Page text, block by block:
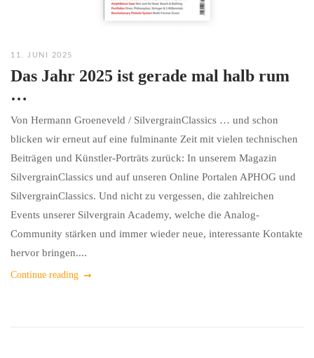
11. JUNI 2025
Das Jahr 2025 ist gerade mal halb rum
…
Von Hermann Groeneveld / SilvergrainClassics … und schon
blicken wir erneut auf eine fulminante Zeit mit vielen technischen
Beiträgen und Künstler-Porträts zurück: In unserem Magazin
SilvergrainClassics und auf unseren Online Portalen APHOG und
SilvergrainClassics. Und nicht zu vergessen, die zahlreichen
Events unserer Silvergrain Academy, welche die Analog-
Community stärken und immer wieder neue, interessante Kontakte
hervor bringen....
Continue reading